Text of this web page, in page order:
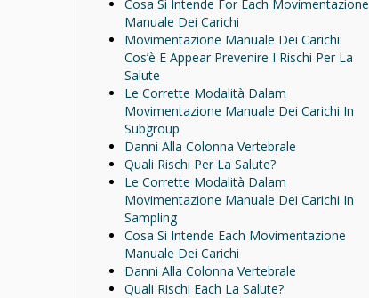
Cosa Si Intende For Each Movimentazione
Manuale Dei Carichi
Movimentazione Manuale Dei Carichi:
Cos’è E Appear Prevenire I Rischi Per La
Salute
Le Corrette Modalità Dalam
Movimentazione Manuale Dei Carichi In
Subgroup
Danni Alla Colonna Vertebrale
Quali Rischi Per La Salute?
Le Corrette Modalità Dalam
Movimentazione Manuale Dei Carichi In
Sampling
Cosa Si Intende Each Movimentazione
Manuale Dei Carichi
Danni Alla Colonna Vertebrale
Quali Rischi Each La Salute?